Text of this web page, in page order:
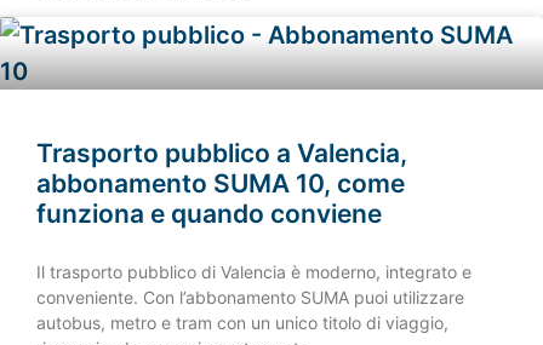
Trasporto pubblico a Valencia,
abbonamento SUMA 10, come
funziona e quando conviene
Il trasporto pubblico di Valencia è moderno, integrato e
conveniente. Con l’abbonamento SUMA puoi utilizzare
autobus, metro e tram con un unico titolo di viaggio,